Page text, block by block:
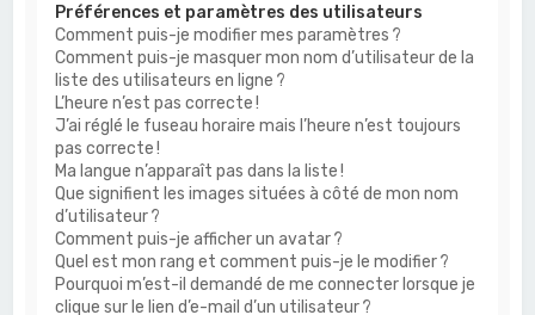
Préférences et paramètres des utilisateurs
Comment puis-je modifier mes paramètres ?
Comment puis-je masquer mon nom d’utilisateur de la
liste des utilisateurs en ligne ?
L’heure n’est pas correcte !
J’ai réglé le fuseau horaire mais l’heure n’est toujours
pas correcte !
Ma langue n’apparaît pas dans la liste !
Que signifient les images situées à côté de mon nom
d’utilisateur ?
Comment puis-je afficher un avatar ?
Quel est mon rang et comment puis-je le modifier ?
Pourquoi m’est-il demandé de me connecter lorsque je
clique sur le lien d’e-mail d’un utilisateur ?